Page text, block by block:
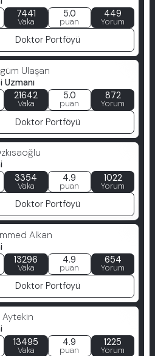
7441
Vaka
5.0
puan
449
Yorum
Doktor Portföyü
Ulaşan
21642
Vaka
5.0
puan
872
Yorum
Doktor Portföyü
3354
Vaka
4.9
puan
1022
Yorum
Doktor Portföyü
Alkan
13296
Vaka
4.9
puan
654
Yorum
Doktor Portföyü
13495
Vaka
4.9
puan
1225
Yorum